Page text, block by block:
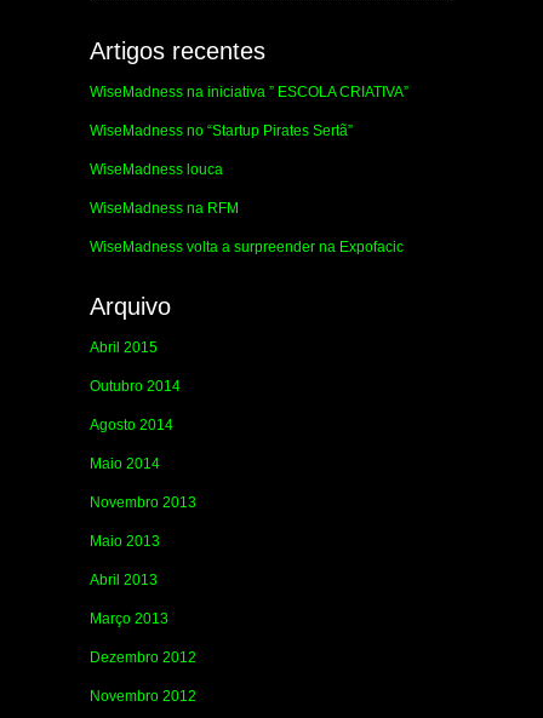
Artigos recentes
WiseMadness na iniciativa ” ESCOLA CRIATIVA”
WiseMadness no “Startup Pirates Sertã”
WiseMadness louca
WiseMadness na RFM
WiseMadness volta a surpreender na Expofacic
Arquivo
Abril 2015
Outubro 2014
Agosto 2014
Maio 2014
Novembro 2013
Maio 2013
Abril 2013
Março 2013
Dezembro 2012
Novembro 2012